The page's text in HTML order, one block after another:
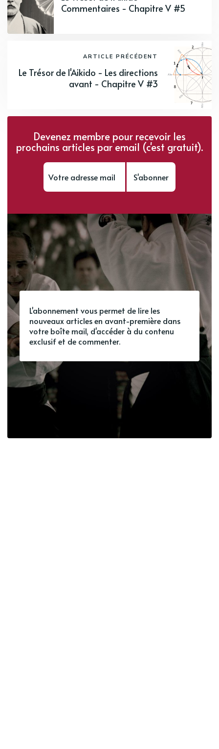
Commentaires - Chapitre V #5
ARTICLE PRÉCÉDENT
Le Trésor de l'Aikido - Les directions
avant - Chapitre V #3
Devenez membre pour recevoir les
prochains articles par email (c'est gratuit).
S'abonner
L'abonnement vous permet de lire les
nouveaux articles en avant-première dans
votre boîte mail, d'accéder à du contenu
exclusif et de commenter.